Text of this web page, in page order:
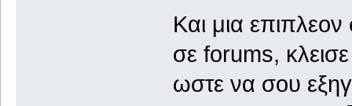
Και μια
σε forums,
ωστε να σου